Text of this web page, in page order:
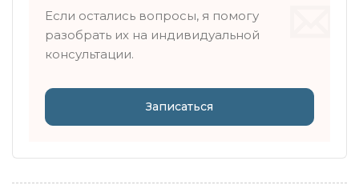
Если остались вопросы, я помогу
разобрать их на индивидуальной
консультации.
Записаться